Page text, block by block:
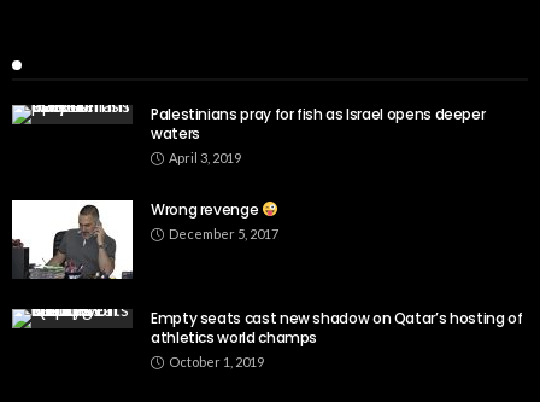
Palestinians pray for fish as Israel opens deeper
waters
April 3, 2019
Wrong revenge
December 5, 2017
Empty seats cast new shadow on Qatar’s hosting of
athletics world champs
October 1, 2019